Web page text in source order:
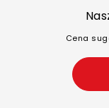
Cena